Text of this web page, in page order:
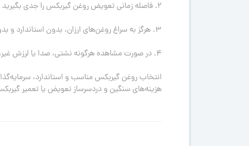
۲. فاصله زمانی تعویض روغن گیربکس را جدی بگیرید و طبق دفترچه راهنما عمل کنید.
۳. هرگز به سراغ روغن‌های ارزان، بدون استاندارد و بدون هولوگرام معتبر نروید.
۴. در صورت مشاهده هرگونه نشتی، صدا یا لرزش غیرعادی، فوراً به تعمیرکار مجرب مراجعه کنید.
انتخاب روغن گیربکس مناسب و استاندارد،
هزینه‌های سنگین و دردسرساز تعویض یا تعمیر